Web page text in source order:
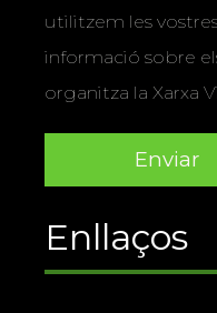
utilitzem les
informació sobre
organitza la Xarxa
Enllaços